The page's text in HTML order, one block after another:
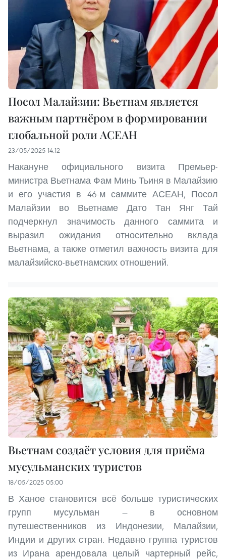
Посол Малайзии: Вьетнам является
важным партнёром в формировании
глобальной роли АСЕАН
23/05/2025 14:12
Накануне официального визита Премьер-
министра Вьетнама Фам Минь Тьиня в Малайзию
и его участия в 46-м саммите АСЕАН, Посол
Малайзии во Вьетнаме Дато Тан Янг Тай
подчеркнул значимость данного саммита и
выразил ожидания относительно вклада
Вьетнама, а также отметил важность визита для
малайзийско-вьетнамских отношений.
Вьетнам создаёт условия для приёма
мусульманских туристов
18/05/2025 05:00
В Ханое становится всё больше туристических
групп мусульман — в основном
путешественников из Индонезии, Малайзии,
Индии и других стран. Недавно группа туристов
из Ирана арендовала целый чартерный рейс,